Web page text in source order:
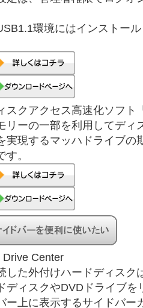
環境にはインストール
スクアクセス高速化ソフト
リーの一部を利用してディ
実現するマッハドライブの
す。
Drive Center
した外付けハードディスク
ディスクやDVDドライブを
ー上に表示するサイドバー